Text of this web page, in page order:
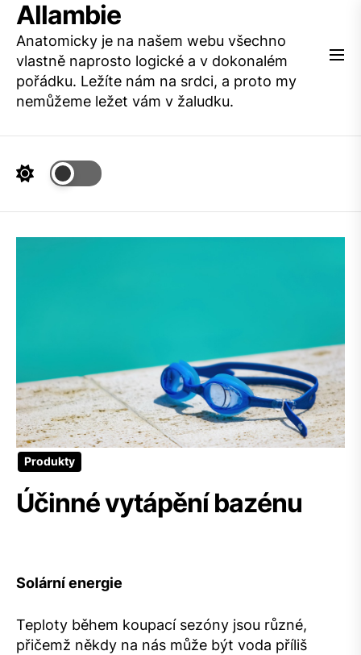
Skip
the
content
Allambie
Anatomicky je na našem webu všechno
vlastně naprosto logické a v dokonalém
pořádku. Ležíte nám na srdci, a proto my
nemůžeme ležet vám v žaludku.
Produkty
Účinné vytápění bazénu
Solární energie
Teploty během koupací sezóny jsou různé,
přičemž někdy na nás může být voda příliš